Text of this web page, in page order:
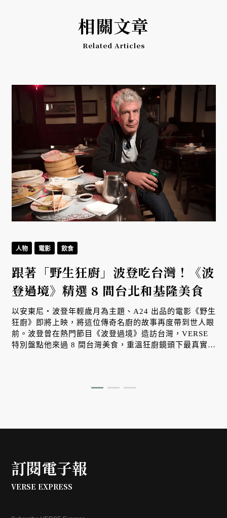
相關文章
Related Articles
人物 電影 飲食
跟著「野生狂廚」波登吃台灣！《波
登過境》精選 8 間台北和基隆美食
以安東尼・波登年輕歲月為主題、A24 出品的電影《野生
狂廚》即將上映，將這位傳奇名廚的故事再度帶到世人眼
前。波登曾在熱門節目《波登過境》造訪台灣，VERSE
特別盤點他來過 8 間台灣美食，重溫狂廚鏡頭下最真實、
訂閱電子報
VERSE EXPRESS